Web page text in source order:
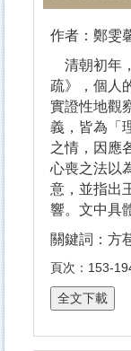
作者：鄭雯
清朝初年
疏》，個人
實證性地觀
義，皆為「
之情，因應
心喪之法以
意，並指出
響。文中具
關鍵詞：方
頁次：153-